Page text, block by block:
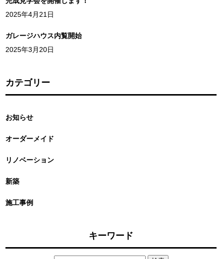
2025年4月21日
ガレージハウス内覧開始
2025年3月20日
カテゴリー
お知らせ
オーダーメイド
リノベーション
新築
施工事例
キーワード